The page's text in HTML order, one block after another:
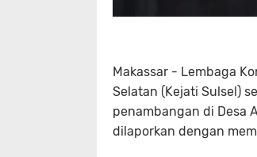
Makassar - Lembaga
Selatan (Kejati Sulsel)
penambangan di Desa
dilaporkan dengan